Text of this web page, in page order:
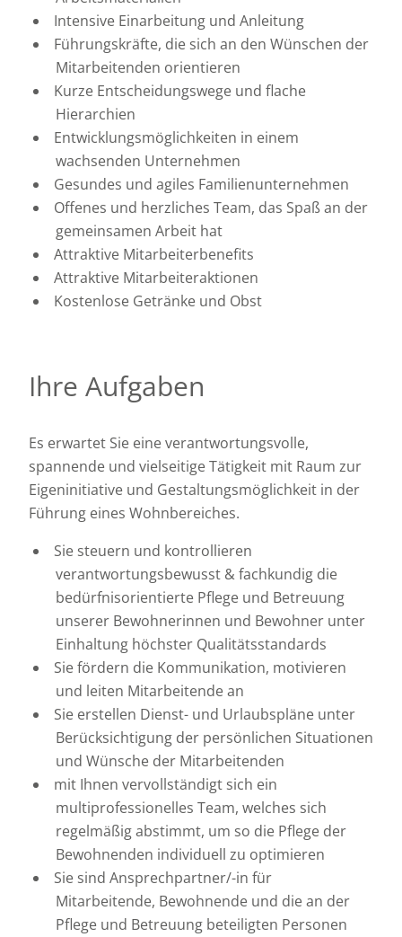
Intensive Einarbeitung und Anleitung
Führungskräfte, die sich an den Wünschen der
Mitarbeitenden orientieren
Kurze Entscheidungswege und flache
Hierarchien
Entwicklungsmöglichkeiten in einem
wachsenden Unternehmen
Gesundes und agiles Familienunternehmen
Offenes und herzliches Team, das Spaß an der
gemeinsamen Arbeit hat
Attraktive Mitarbeiterbenefits
Attraktive Mitarbeiteraktionen
Kostenlose Getränke und Obst
Ihre Aufgaben
Es erwartet Sie eine verantwortungsvolle,
spannende und vielseitige Tätigkeit mit Raum zur
Eigeninitiative und Gestaltungsmöglichkeit in der
Führung eines Wohnbereiches.
Sie steuern und kontrollieren
verantwortungsbewusst & fachkundig die
bedürfnisorientierte Pflege und Betreuung
unserer Bewohnerinnen und Bewohner unter
Einhaltung höchster Qualitätsstandards
Sie fördern die Kommunikation, motivieren
und leiten Mitarbeitende an
Sie erstellen Dienst- und Urlaubspläne unter
Berücksichtigung der persönlichen Situationen
und Wünsche der Mitarbeitenden
mit Ihnen vervollständigt sich ein
multiprofessionelles Team, welches sich
regelmäßig abstimmt, um so die Pflege der
Bewohnenden individuell zu optimieren
Sie sind Ansprechpartner/-in für
Mitarbeitende, Bewohnende und die an der
Pflege und Betreuung beteiligten Personen